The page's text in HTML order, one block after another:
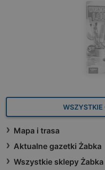
WSZYSTKIE
Mapa i trasa
Aktualne gazetki Żabka
Wszystkie sklepy Żabka